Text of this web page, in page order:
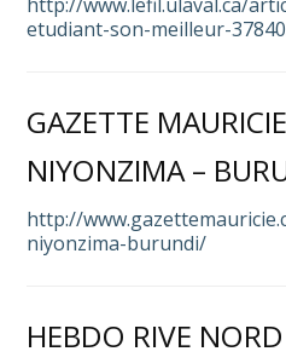
etudiant-son-meilleur-
GAZETTE
NIYONZIMA –
http://
niyonzima-burundi/
HEBDO RIVE